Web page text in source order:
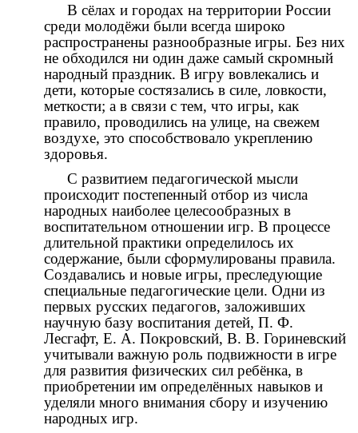
В сёлах и городах на территории России
среди молодёжи были всегда широко
распространены разнообразные игры. Без них
не обходился ни один даже самый скромный
народный праздник. В игру вовлекались и
дети, которые состязались в силе, ловкости,
меткости; а в связи с тем, что игры, как
правило, проводились на улице, на свежем
воздухе, это способствовало укреплению
здоровья.
С развитием педагогической мысли
происходит постепенный отбор из числа
народных наиболее целесообразных в
воспитательном отношении игр. В процессе
длительной практики определилось их
содержание, были сформулированы правила.
Создавались и новые игры, преследующие
специальные педагогические цели. Одни из
первых русских педагогов, заложивших
научную базу воспитания детей, П. Ф.
Лесгафт, Е. А. Покровский, В. В. Гориневский
учитывали важную роль подвижности в игре
для развития физических сил ребёнка, в
приобретении им определённых навыков и
уделяли много внимания сбору и изучению
народных игр.